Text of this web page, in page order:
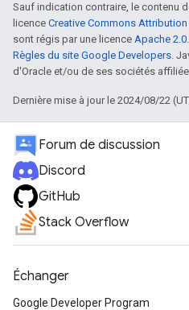
Sauf indication contraire, le contenu
licence Creative Commons Attribution
sont régis par une licence Apache 2.0
Règles du site Google Developers.
d'Oracle et/ou de ses sociétés
Dernière mise à jour le 2024/08/22
Forum de discussion
Discord
GitHub
Stack Overflow
Échanger
Google Developer Program